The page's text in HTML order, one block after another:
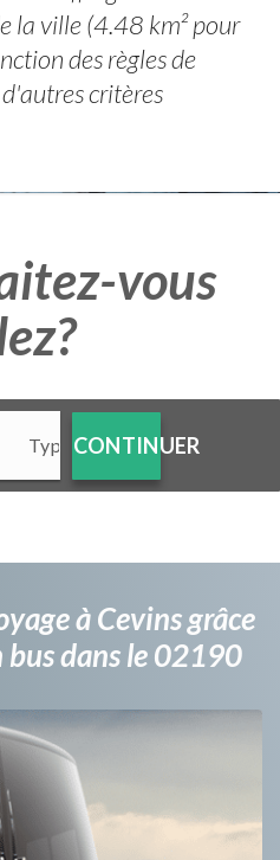
la ville (4.48 km² pour
des règles de
critères
vous
CONTINUER
à Cevins grâce
dans le 02190